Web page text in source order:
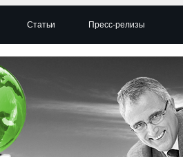
Статьи Пресс-релизы